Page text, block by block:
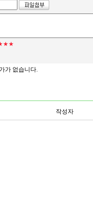
가 없습니다.
작성자